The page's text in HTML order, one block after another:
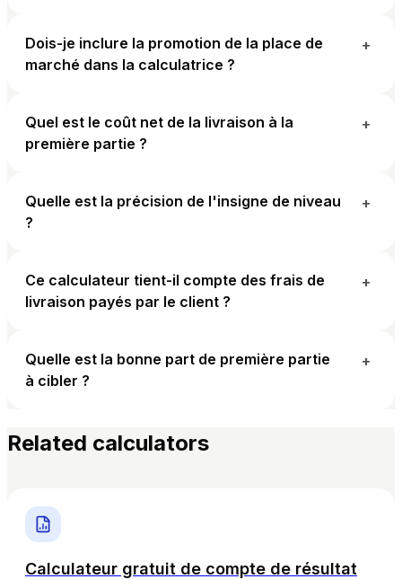
Dois-je inclure la promotion de la place de
marché dans la calculatrice ?
+
Quel est le coût net de la livraison à la
première partie ?
+
Quelle est la précision de l'insigne de niveau
?
+
Ce calculateur tient-il compte des frais de
livraison payés par le client ?
+
Quelle est la bonne part de première partie
à cibler ?
+
Related calculators
Calculateur gratuit de compte de résultat